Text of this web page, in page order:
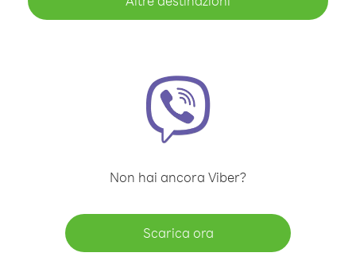
Non hai ancora Viber?
Scarica ora